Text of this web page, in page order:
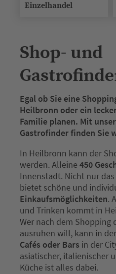
Einzelhandel
Shop- und
Egal ob Sie eine
Heilbronn oder ein
Familie planen. Mit
Gastrofinder finden Sie
In Heilbronn kann der
werden. Alleine 450
Innenstadt. Nicht nur
bietet schöne und
Einkaufsmöglichkeiten.
und Trinken kommt in
Wer nach dem Shopping
ausruhen will, kann in
Cafés oder Bars in der
asiatischer, italienischer
Küche ist alles dabei.